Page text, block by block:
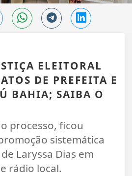
ELEITORAL
DE PREFEITA E
BAHIA; SAIBA O
processo, ficou
sistemática
Laryssa Dias em
rádio local.